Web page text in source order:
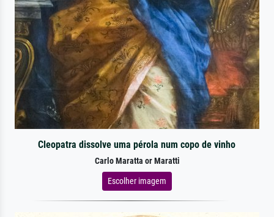
Cleopatra dissolve uma pérola num copo de vinho
Carlo Maratta or Maratti
Escolher imagem